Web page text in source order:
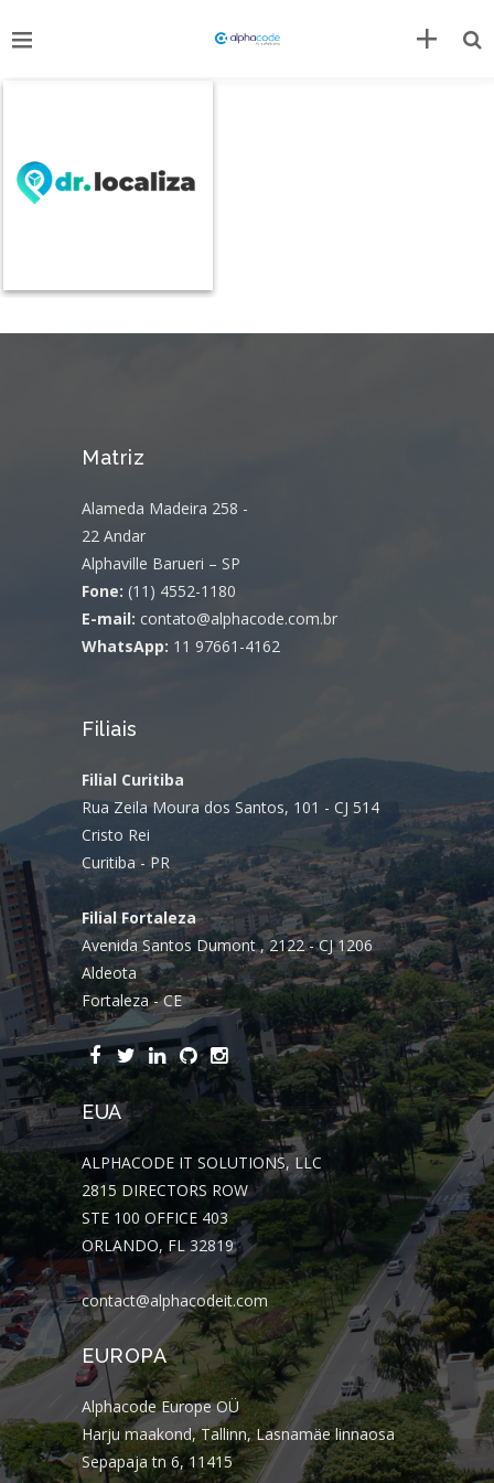
Matriz
Alameda Madeira 258 -
22 Andar
Alphaville Barueri – SP
Fone: (11) 4552-1180
E-mail: contato@alphacode.com.br
WhatsApp: 11 97661-4162
Filiais
Filial Curitiba
Rua Zeila Moura dos Santos, 101 - CJ 514
Cristo Rei
Curitiba - PR
Filial Fortaleza
Avenida Santos Dumont , 2122 - CJ 1206
Aldeota
Fortaleza - CE
EUA
ALPHACODE IT SOLUTIONS, LLC
2815 DIRECTORS ROW
STE 100 OFFICE 403
ORLANDO, FL 32819
contact@alphacodeit.com
EUROPA
Alphacode Europe OÜ
Harju maakond, Tallinn, Lasnamäe linnaosa
Sepapaja tn 6, 11415